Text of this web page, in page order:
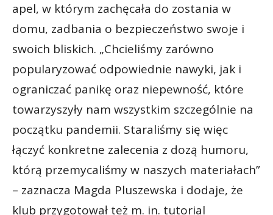
apel, w którym zachęcała do zostania w
domu, zadbania o bezpieczeństwo swoje i
swoich bliskich. „Chcieliśmy zarówno
popularyzować odpowiednie nawyki, jak i
ograniczać panikę oraz niepewność, które
towarzyszyły nam wszystkim szczególnie na
początku pandemii. Staraliśmy się więc
łączyć konkretne zalecenia z dozą humoru,
którą przemycaliśmy w naszych materiałach”
– zaznacza Magda Pluszewska i dodaje, że
klub przygotował też m. in. tutorial